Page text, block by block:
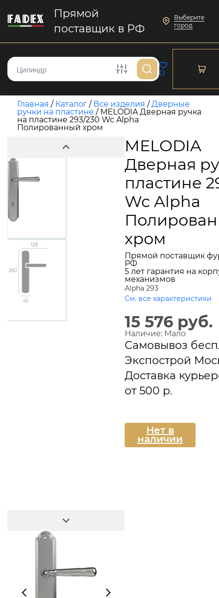
Прямой
поставщик в РФ
Выберите
город
0
Главная / Каталог / Все изделия /Дверные
ручки на пластине / MELODIA Дверная ручка
на пластине 293/230 Wc Alpha
Полированный хром
MELODIA
Дверная
пластине
Wc Alpha
хром
Прямой поставщик
РФ
5 лет гарантия на
механизмов
Alpha 293
См. все характеристики
15 576 руб.
Наличие: Мало
Самовывоз
Экспострой
Доставка
от 500 р.
Нет в
наличии